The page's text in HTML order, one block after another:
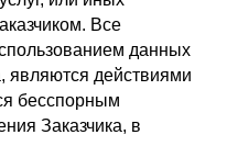
Все
данных
являются действиями
бесспорным
Заказчика, в